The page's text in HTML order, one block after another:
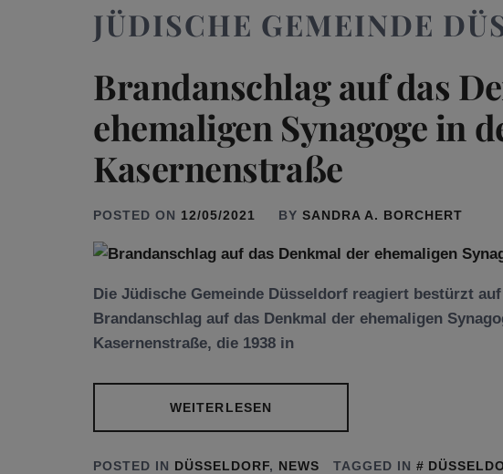
JÜDISCHE GEMEINDE
Brandanschlag auf das
ehemaligen Synagoge in
Kasernenstraße
POSTED ON 12/05/2021 BY SANDRA A. BORCHERT
Die Jüdische Gemeinde Düsseldorf reagiert bestürzt
Brandanschlag auf das Denkmal der ehemaligen
Kasernenstraße, die 1938 in
WEITERLESEN
POSTED IN DÜSSELDORF, NEWS TAGGED IN